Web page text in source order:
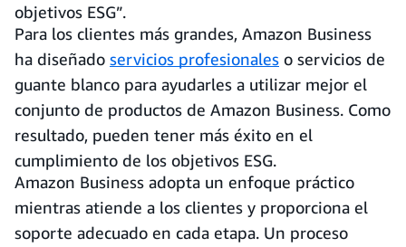
objetivos ESG”.
Para los clientes más grandes, Amazon Business
ha diseñado servicios profesionales o servicios de
guante blanco para ayudarles a utilizar mejor el
conjunto de productos de Amazon Business. Como
resultado, pueden tener más éxito en el
cumplimiento de los objetivos ESG.
Amazon Business adopta un enfoque práctico
mientras atiende a los clientes y proporciona el
soporte adecuado en cada etapa. Un proceso